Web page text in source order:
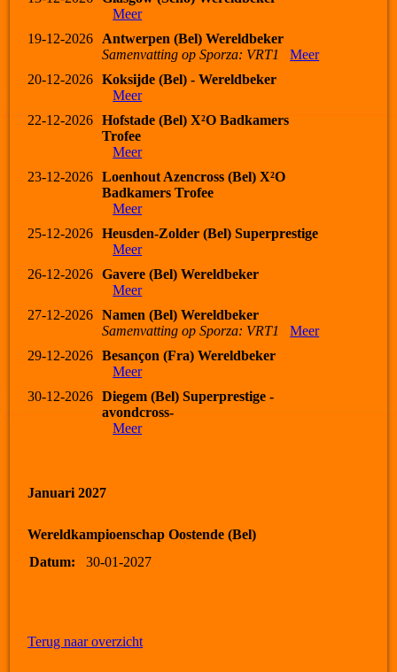
Meer
19-12-2026
Antwerpen (Bel) Wereldbeker
Samenvatting op Sporza: VRT1
Meer
20-12-2026
Koksijde (Bel) - Wereldbeker
Meer
22-12-2026
Hofstade (Bel) X²O Badkamers
Trofee
Meer
23-12-2026
Loenhout Azencross (Bel) X²O
Badkamers Trofee
Meer
25-12-2026
Heusden-Zolder (Bel) Superprestige
Meer
26-12-2026
Gavere (Bel) Wereldbeker
Meer
27-12-2026
Namen (Bel) Wereldbeker
Samenvatting op Sporza: VRT1
Meer
29-12-2026
Besançon (Fra) Wereldbeker
Meer
30-12-2026
Diegem (Bel) Superprestige -
avondcross-
Meer
Januari 2027
Wereldkampioenschap Oostende (Bel)
Datum:
30-01-2027
Terug naar overzicht